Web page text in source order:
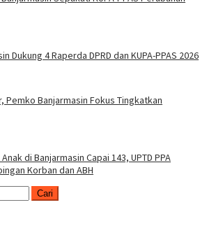
Dukung 4 Raperda DPRD dan KUPA-PPAS 2026
Pemko Banjarmasin Fokus Tingkatkan
di Banjarmasin Capai 143, UPTD PPA
Korban dan ABH